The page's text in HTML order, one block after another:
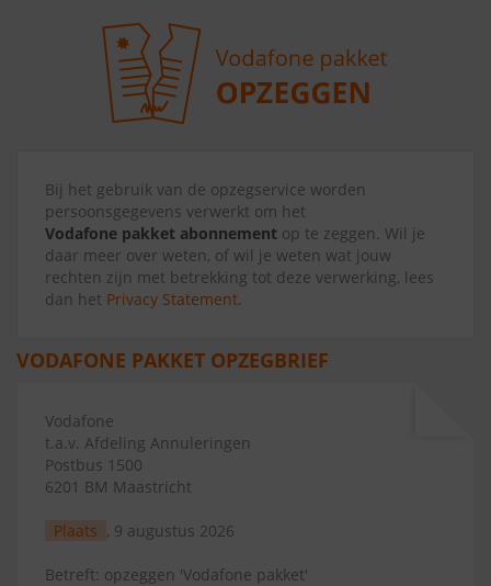
Bij het gebruik van de opzegservice worden
persoonsgegevens verwerkt om het
Vodafone pakket abonnement op te zeggen. Wil je
daar meer over weten, of wil je weten wat jouw
rechten zijn met betrekking tot deze verwerking, lees
dan het Privacy Statement.
VODAFONE PAKKET OPZEGBRIEF
Vodafone
t.a.v. Afdeling Annuleringen
Postbus 1500
6201 BM Maastricht
Plaats , 9 augustus 2026
Betreft: opzeggen 'Vodafone pakket'